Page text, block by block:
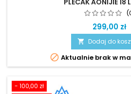
PLECAK AONIJIE 18
299,00 zł
 Dodaj do
 Aktualnie brak w
- 100,00 zł